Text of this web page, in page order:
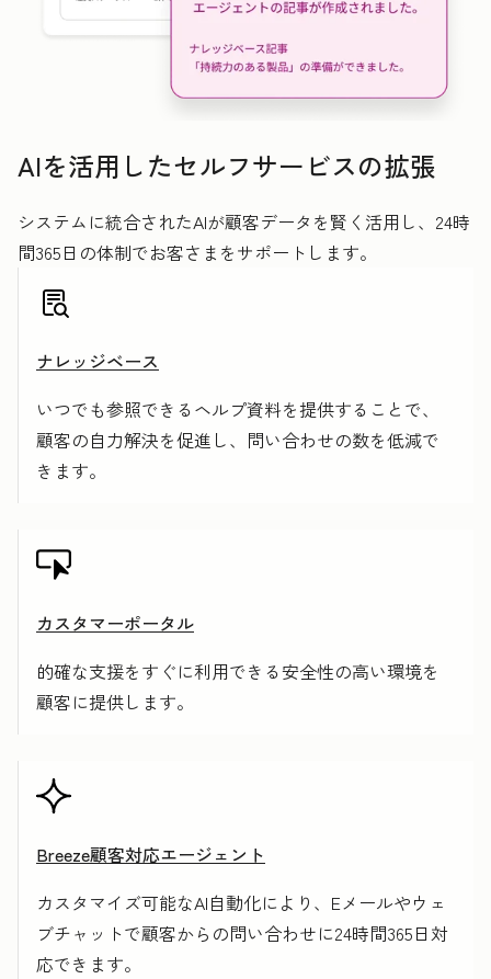
AIを活用したセルフサービスの拡張
システムに統合されたAIが顧客データを賢く活用し、24時
間365日の体制でお客さまをサポートします。
ナレッジベース
いつでも参照できるヘルプ資料を提供することで、
顧客の自力解決を促進し、問い合わせの数を低減で
きます。
カスタマーポータル
的確な支援をすぐに利用できる安全性の高い環境を
顧客に提供します。
Breeze顧客対応エージェント
カスタマイズ可能なAI自動化により、Eメールやウェ
ブチャットで顧客からの問い合わせに24時間365日対
応できます。